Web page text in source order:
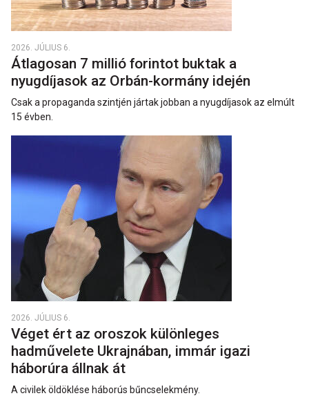
2026. JÚLIUS 6.
Átlagosan 7 millió forintot buktak a
nyugdíjasok az Orbán-kormány idején
Csak a propaganda szintjén jártak jobban a nyugdíjasok az elmúlt
15 évben.
2026. JÚLIUS 6.
Véget ért az oroszok különleges
hadművelete Ukrajnában, immár igazi
háborúra állnak át
A civilek öldöklése háborús bűncselekmény.